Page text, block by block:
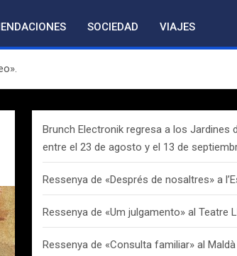
SOCIEDAD VIAJES
Brunch Electronik regresa a los Jardines
entre el 23 de agosto y el 13 de
Ressenya de «Després de nosaltres» a
Ressenya de «Um julgamento» al Teatre
Ressenya de «Consulta familiar» al Maldà